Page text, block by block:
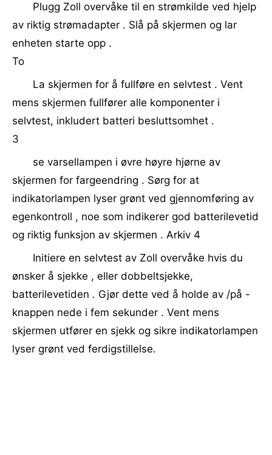
Plugg Zoll overvåke til en strømkilde ved hjelp
av riktig strømadapter . Slå på skjermen og lar
enheten starte opp .
To
La skjermen for å fullføre en selvtest . Vent
mens skjermen fullfører alle komponenter i
selvtest, inkludert batteri besluttsomhet .
3
se varsellampen i øvre høyre hjørne av
skjermen for fargeendring . Sørg for at
indikatorlampen lyser grønt ved gjennomføring av
egenkontroll , noe som indikerer god batterilevetid
og riktig funksjon av skjermen . Arkiv 4
Initiere en selvtest av Zoll overvåke hvis du
ønsker å sjekke , eller dobbeltsjekke,
batterilevetiden . Gjør dette ved å holde av /på -
knappen nede i fem sekunder . Vent mens
skjermen utfører en sjekk og sikre indikatorlampen
lyser grønt ved ferdigstillelse.